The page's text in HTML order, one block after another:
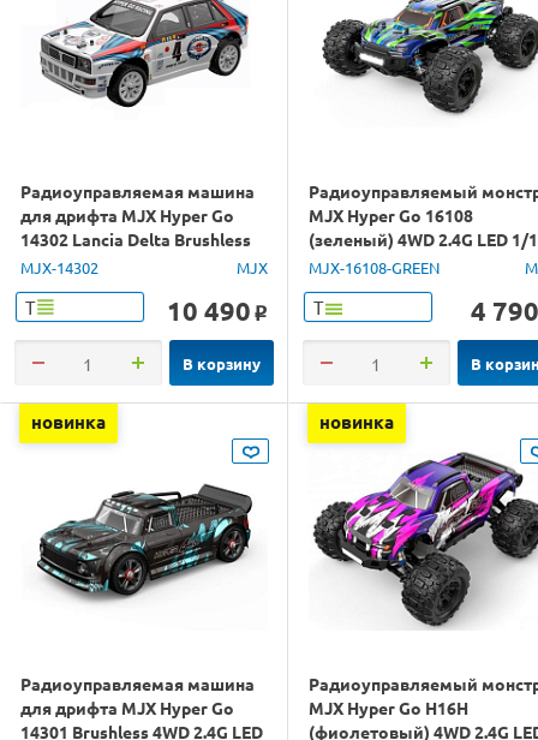
Радиоуправляемая машина
для дрифта MJX Hyper Go
14302 Lancia Delta Brushless
4WD 2.4G LED 1/14 RTR
MJX-14302 MJX
Т 10 490 o
В корзину
Радиоуправляемый
MJX Hyper Go 16108
(зеленый) 4WD 2.4G LED 1/
RTR
MJX-16108-GREEN
Т 4 790
В
новинка
Радиоуправляемая машина
для дрифта MJX Hyper Go
14301 Brushless 4WD 2.4G LED
новинка
Радиоуправляемый
MJX Hyper Go H16H
(фиолетовый) 4WD 2.4G